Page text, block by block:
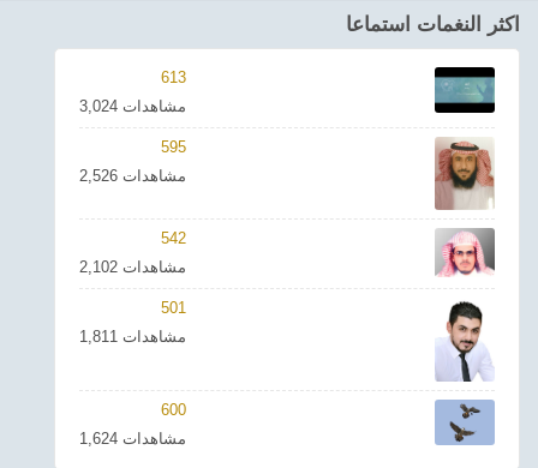
مؤديين
شعر
اناشيد
ادعية
احدث الفيديوهات
ترفيهي
Asian
Foreign
اكثر النغمات استماعا
613
3,024 مشاهدات
595
2,526 مشاهدات
542
2,102 مشاهدات
501
1,811 مشاهدات
600
1,624 مشاهدات